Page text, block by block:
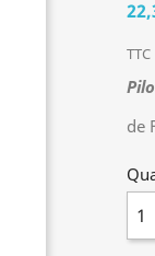
TTC
de